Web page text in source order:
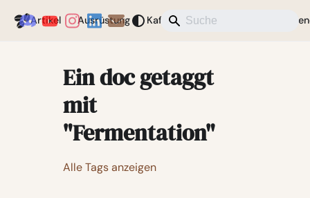
Coffeegeek
Artikel Ausrüstung Kaffee Aktuelles
Ein doc getaggt
mit
"Fermentation"
Alle Tags anzeigen